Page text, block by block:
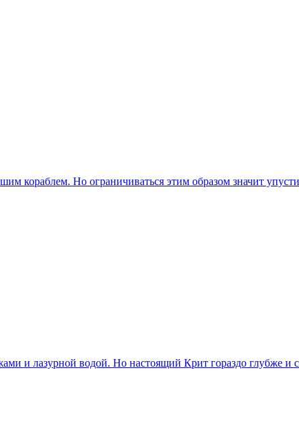
кораблем. Но ограничиваться этим образом значит
и лазурной водой. Но настоящий Крит гораздо глубже и